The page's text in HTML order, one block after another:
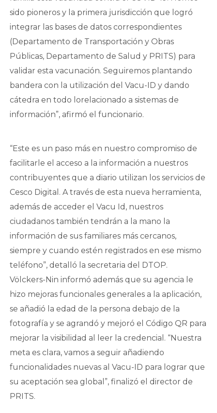
sido pioneros y la primera jurisdicción que logró
integrar las bases de datos correspondientes
(Departamento de Transportación y Obras
Públicas, Departamento de Salud y PRITS) para
validar esta vacunación. Seguiremos plantando
bandera con la utilización del Vacu-ID y dando
cátedra en todo lorelacionado a sistemas de
información”, afirmó el funcionario.
“Este es un paso más en nuestro compromiso de
facilitarle el acceso a la información a nuestros
contribuyentes que a diario utilizan los servicios de
Cesco Digital. A través de esta nueva herramienta,
además de acceder el Vacu Id, nuestros
ciudadanos también tendrán a la mano la
información de sus familiares más cercanos,
siempre y cuando estén registrados en ese mismo
teléfono”, detalló la secretaria del DTOP.
Völckers-Nin informó además que su agencia le
hizo mejoras funcionales generales a la aplicación,
se añadió la edad de la persona debajo de la
fotografía y se agrandó y mejoró el Código QR para
mejorar la visibilidad al leer la credencial. “Nuestra
meta es clara, vamos a seguir añadiendo
funcionalidades nuevas al Vacu-ID para lograr que
su aceptación sea global”, finalizó el director de
PRITS.